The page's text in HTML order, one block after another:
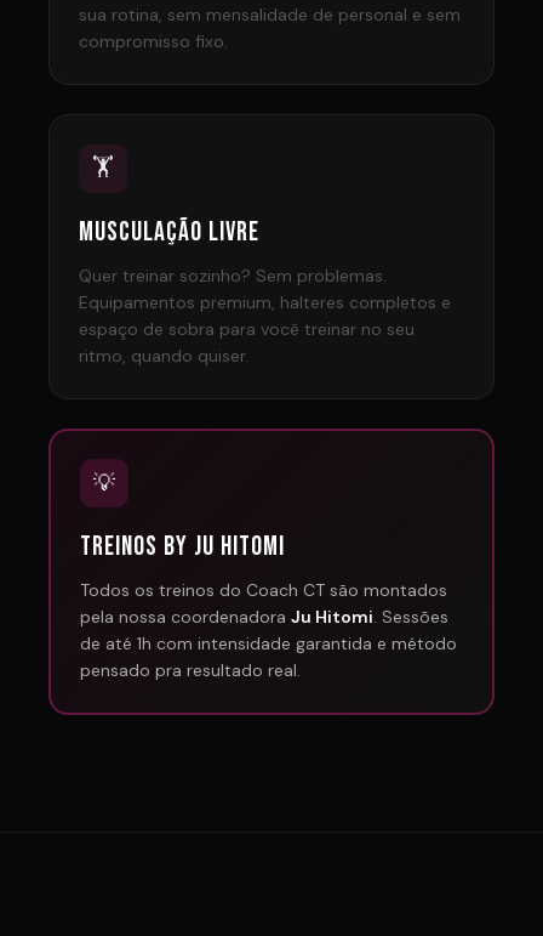
sua rotina, sem mensalidade de personal e sem
compromisso fixo.
🏋️
MUSCULAÇÃO LIVRE
Quer treinar sozinho? Sem problemas.
Equipamentos premium, halteres completos e
espaço de sobra para você treinar no seu
ritmo, quando quiser.
💡
TREINOS BY JU HITOMI
Todos os treinos do Coach CT são montados
pela nossa coordenadora Ju Hitomi. Sessões
de até 1h com intensidade garantida e método
pensado pra resultado real.